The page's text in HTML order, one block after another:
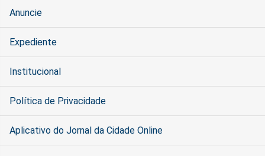
Anuncie
Expediente
Institucional
Política de Privacidade
Aplicativo do Jornal da Cidade Online